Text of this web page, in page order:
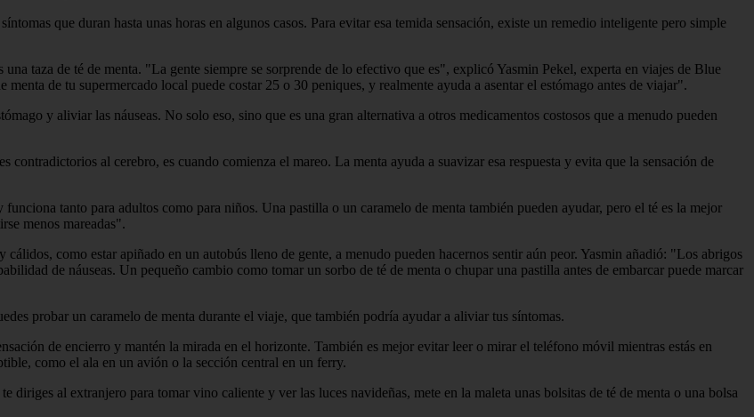
que duran hasta unas horas en algunos casos. Para evitar esa temida sensación, existe un remedio inteligente pero simple
taza de té de menta. "La gente siempre se sorprende de lo efectivo que es", explicó Yasmin Pekel, experta en viajes de Blue
de tu supermercado local puede costar 25 o 30 peniques, y realmente ayuda a asentar el estómago antes de viajar".
y aliviar las náuseas. No solo eso, sino que es una gran alternativa a otros medicamentos costosos que a menudo pueden
al cerebro, es cuando comienza el mareo. La menta ayuda a suavizar esa respuesta y evita que la sensación de
tanto para adultos como para niños. Una pastilla o un caramelo de menta también pueden ayudar, pero el té es la mejor
menos mareadas".
cálidos, como estar apiñado en un autobús lleno de gente, a menudo pueden hacernos sentir aún peor. Yasmin añadió: "Los abrigos
de náuseas. Un pequeño cambio como tomar un sorbo de té de menta o chupar una pastilla antes de embarcar puede marcar
probar un caramelo de menta durante el viaje, que también podría ayudar a aliviar tus síntomas.
de encierro y mantén la mirada en el horizonte. También es mejor evitar leer o mirar el teléfono móvil mientras estás en
como el ala en un avión o la sección central en un ferry.
diriges al extranjero para tomar vino caliente y ver las luces navideñas, mete en la maleta unas bolsitas de té de menta o una bolsa